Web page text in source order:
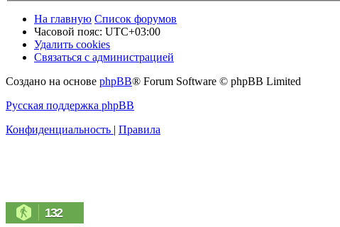
На главную Список форумов
Часовой пояс: UTC+03:00
Удалить cookies
Связаться с администрацией
Создано на основе phpBB® Forum Software © phpBB Limited
Русская поддержка phpBB
Конфиденциальность | Правила
132